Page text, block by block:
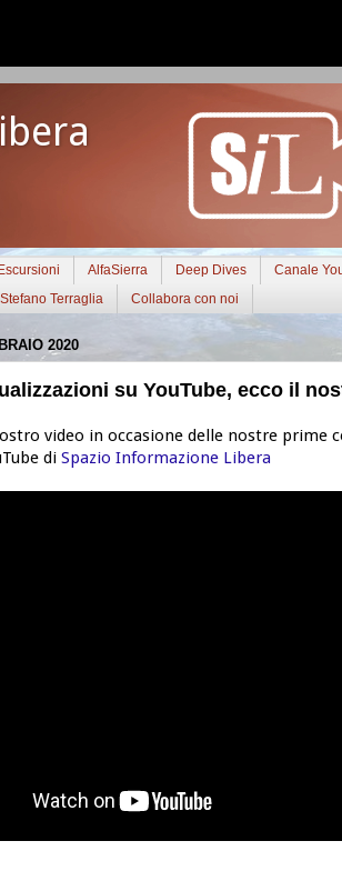
AlfaSierra Deep Dives Canale
Stefano Terraglia Collabora con noi
2020
su YouTube, ecco il
video in occasione delle nostre prime
di Spazio Informazione Libera